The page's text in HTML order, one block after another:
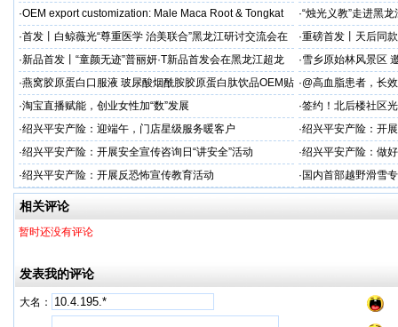
加剂
力保驾护航
·OEM export customization: Male Maca Root & Tongkat ·“烛光义教”走进黑
·首发丨白鲸薇光“尊重医学 治美联合”黑龙江研讨交流会在
超龙医美成功举办！胶原领域创新突破，引领胶原抗
·重磅首发丨天后同
上市！
·新品首发丨“童颜无迹”普丽妍·T新品首发会在黑龙江超龙
成功举办 李远宏教授受邀参会并进行相关学术交流
·雪乡原始林风景区
·燕窝胶原蛋白口服液 玻尿酸烟酰胺胶原蛋白肽饮品OEM贴
牌
·@高血脂患者，长
·淘宝直播赋能，创业女性加“数”发展 ·签约！北后楼社区
·绍兴平安产险：迎端午，门店星级服务暖客户 ·绍兴平安产险：开
治工作
·绍兴平安产险：开展安全宣传咨询日“讲安全”活动 ·绍兴平安产险：做
·绍兴平安产险：开展反恐怖宣传教育活动 · 国内首部越野滑雪
学化训练理论与方法
相关评论
暂时还没有评论
发表我的评论
大名：